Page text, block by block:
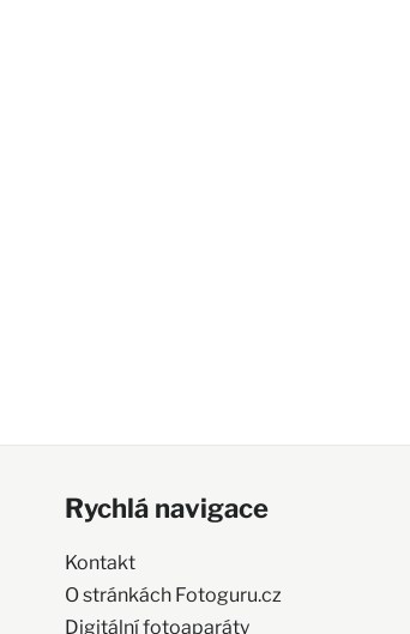
Rychlá navigace
Kontakt
O stránkách Fotoguru.cz
Digitální fotoaparáty